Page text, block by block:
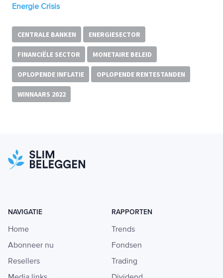
Energie Crisis
CENTRALE BANKEN ENERGIESECTOR
FINANCIËLE SECTOR MONETAIRE BELEID
OPLOPENDE INFLATIE OPLOPENDE RENTESTANDEN
WINNAARS 2022
NAVIGATIE
Home
Abonneer nu
Resellers
RAPPORTEN
Trends
Fondsen
Trading